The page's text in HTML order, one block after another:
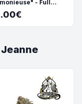
- Full